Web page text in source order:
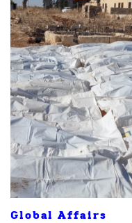
Global Affairs